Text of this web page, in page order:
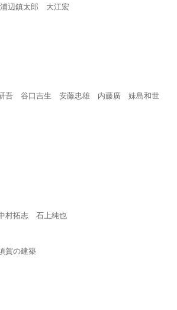
辺鎮太郎 大江宏
吾 谷口吉生 安藤忠雄 内藤廣 妹島和世
村拓志 石上純也
賀の建築